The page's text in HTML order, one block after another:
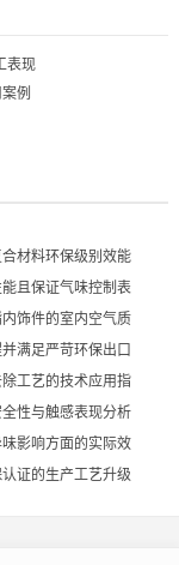
表现
例
材料环保级别效能
且保证气味控制表
饰件的室内空气质
满足严苛环保出口
工艺的技术应用指
性与触感表现分析
影响方面的实际效
证的生产工艺升级